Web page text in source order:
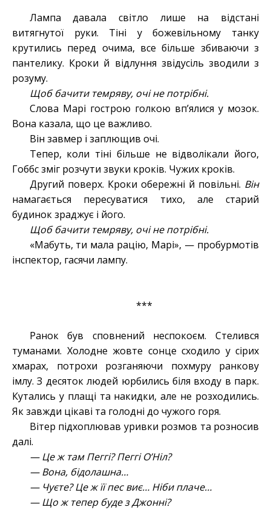
Лампа давала світло лише на відстані
витягнутої руки. Тіні у божевільному танку
крутились перед очима, все більше збиваючи з
пантелику. Кроки й відлуння звідусіль зводили з
розуму.
Щоб бачити темряву, очі не потрібні.
Слова Марі гострою голкою вп’ялися у мозок.
Вона казала, що це важливо.
Він завмер і заплющив очі.
Тепер, коли тіні більше не відволікали його,
Гоббс зміг розчути звуки кроків. Чужих кроків.
Другий поверх. Кроки обережні й повільні. Він
намагається пересуватися тихо, але старий
будинок зраджує і його.
Щоб бачити темряву, очі не потрібні.
«Мабуть, ти мала рацію, Марі», — пробурмотів
інспектор, гасячи лампу.
***
Ранок був сповнений неспокоєм. Стелився
туманами. Холодне жовте сонце сходило у сірих
хмарах, потрохи розганяючи похмуру ранкову
імлу. З десяток людей юрбились біля входу в парк.
Кутались у плащі та накидки, але не розходились.
Як завжди цікаві та голодні до чужого горя.
Вітер підхоплював уривки розмов та розносив
далі.
— Це ж там Пеггі? Пеггі ОʼНіл?
— Вона, бідолашна…
— Чуєте? Це ж її пес виє… Ніби плаче…
— Що ж тепер буде з Джонні?